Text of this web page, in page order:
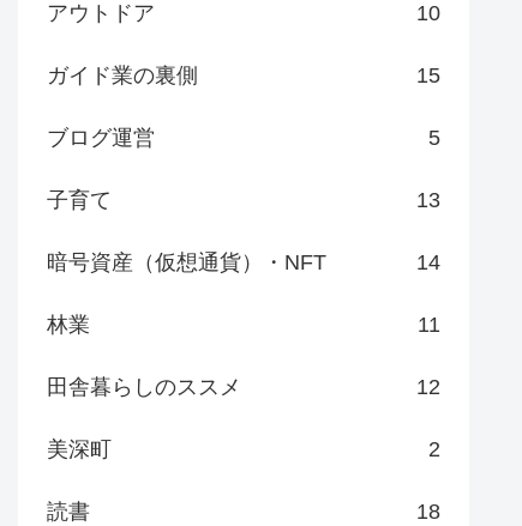
アウトドア 10
ガイド業の裏側 15
ブログ運営 5
子育て 13
暗号資産（仮想通貨）・NFT 14
林業 11
田舎暮らしのススメ 12
美深町 2
読書 18